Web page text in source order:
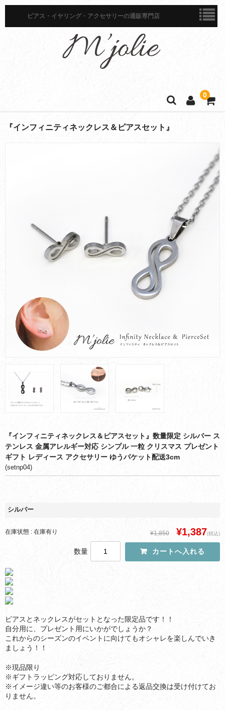
ピアス・イヤリング・アクセサリーの通販専門店
0
ホーム
お買い物ガイド
『インフィニティネックレス＆ピアスセット』
『インフィニティネックレス＆ピアスセット』数量限定 シルバー ス
テンレス 金属アレルギー対応 シンプル 一粒 クリスマス プレゼント
ギフト レディース アクセサリー ゆうパケット配送3cm
(setnp04)
シルバー
在庫状態 : 在庫有り ¥1,850 ¥1,387(税込)
数量
ピアスとネックレスがセットとなった限定品です！！
自分用に、プレゼント用にいかがでしょうか？
これからのシーズンのイベントに向けてもオシャレを楽しんでいき
ましょう！！
※現品限り
※ギフトラッピング対応しておりません。
※イメージ違い等のお客様のご都合による返品交換は受け付けてお
りません。